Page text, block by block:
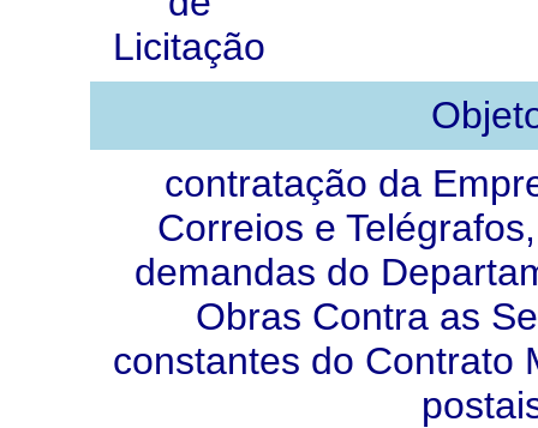
Licitação
contratação da
Correios e
demandas do
Obras Contra as
constantes do Contrato